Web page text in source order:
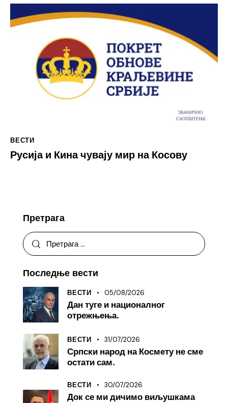
ВЕСТИ
Русија и Кина чувају мир на Косову
Претрага
Последње вести
ВЕСТИ 05/08/2026
Дан туге и националног
отрежњења.
ВЕСТИ 31/07/2026
Српски народ на Космету не сме
остати сам.
ВЕСТИ 30/07/2026
Док се ми дичимо виљушкама